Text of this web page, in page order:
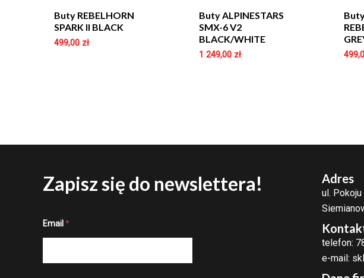
Buty REBELHORN
SPARK II BLACK
499,00 zł
Buty ALPINESTARS
SMX-6 V2
BLACK/WHITE
1 249,00 zł
Zapisz się do newslettera!
E
l
Email *
Adres
ul.
telefon:
e-mail: